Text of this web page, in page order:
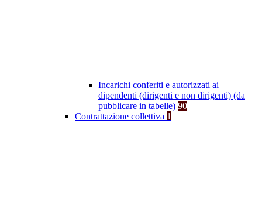
Incarichi conferiti e autorizzati ai
dipendenti (dirigenti e non dirigenti) (da
pubblicare in tabelle) 90
Contrattazione collettiva 1